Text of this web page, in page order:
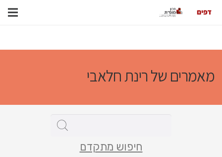
מאמרים של רינת חלאבי
חיפוש מתקדם